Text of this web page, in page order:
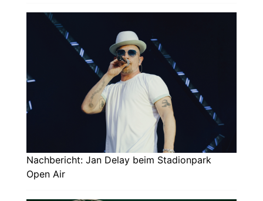
Nachbericht: Jan Delay beim Stadionpark
Open Air